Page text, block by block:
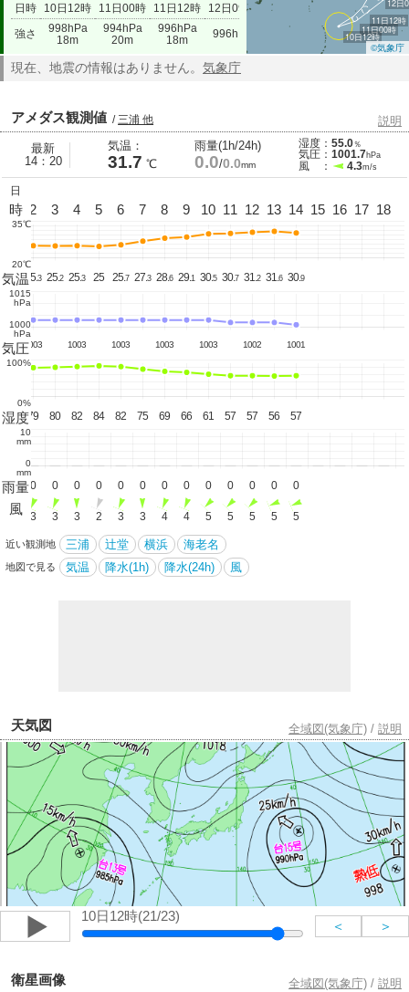
日時 10日12時 11日00時 11日12時
12日09時
強さ
998hPa
18m
994hPa
20m
996hPa
18m
996hPa 10日12時
11日00時
11日12時
12日
©気象庁
現在、地震の情報はありません。 気象庁
アメダス観測値 / 三浦 他 説明
最新
14：20
気温：
31.7 ℃
雨量(1h/24h)
0.0/0.0mm
湿度： 55.0％
気圧： 1001.7hPa
風 ： 4.3m/s
日
時
1 2 3 4 5 6 7 8 9 10 11 12 13 14 15 16 17 18
35℃
20℃
気温
25. 5 25. 3 25. 2 25. 3 25 25. 7 27. 3 28.6 29. 1 30.5 30.7 31. 2 31. 6 30.9
1015
hPa
1000
hPa
気圧1003 1003 1003 1003 1003 1002
1001
100%
0%
湿度
78 79 80 82 84 82 75 69 66 61 57 57 56 57
10
mm
0
mm
雨量
0 0 0 0 0 0 0 0 0 0 0 0 0 0
風
4 3 3 3 2 3 3 4 4 5 5 5 5 5
近い観測地 三浦 辻堂 横浜 海老名
地図で見る 気温 降水(1h) 降水(24h) 風
天気図 全域図(気象庁) / 説明
10日12時(21/23)
＜ ＞
衛星画像 全域図(気象庁) / 説明